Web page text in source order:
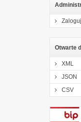
Otwarte
XML
JSON
CSV